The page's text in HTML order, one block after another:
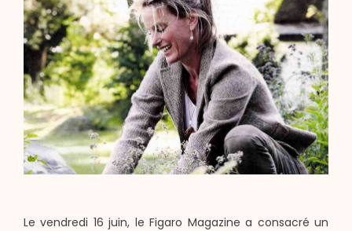
Le vendredi 16 juin, le Figaro Magazine a consacré un